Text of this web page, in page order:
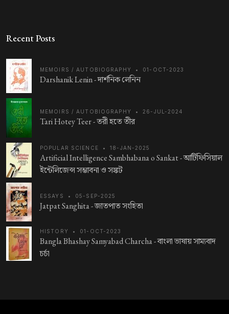
Recent Posts
MEMOIRS / AUTOBIOGRAPHY • 01-OCT-2023
Darshanik Lenin -দার্শনিক লেনিন
MEMOIRS / AUTOBIOGRAPHY • 26-JUL-2024
Tari Hotey Teer -তরী হতে তীর
POPULAR SCIENCE • 18-JAN-2025
Artificial Intelligence Sambhabana o Sankat -আর্টিফিসিয়াল
ইন্টেলিজেন্স সম্ভাবনা ও সঙ্কট
ESSAYS • 05-SEP-2025
Jatpat Sanghita -জাতপাত সংহিতা
HISTORY • 01-OCT-2023
Bangla Bhashay Samyabad Charcha -বাংলা ভাষায় সাম্যবাদ
চর্চা